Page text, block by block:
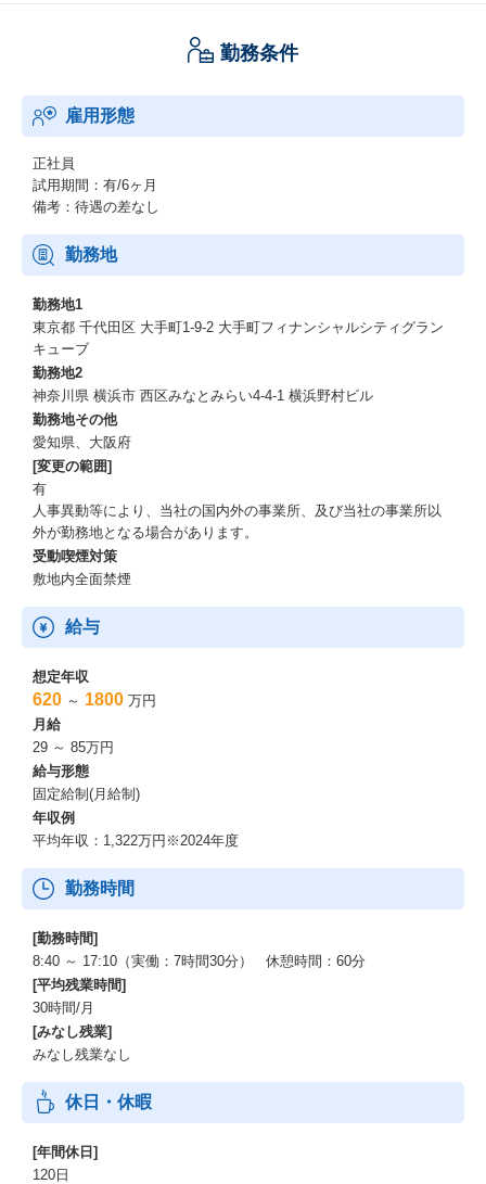
勤務条件
雇用形態
正社員
試用期間：有/6ヶ月
備考：待遇の差なし
勤務地
勤務地1
東京都 千代田区 大手町1-9-2 大手町フィナンシャルシティグラン
キューブ
勤務地2
神奈川県 横浜市 西区みなとみらい4-4-1 横浜野村ビル
勤務地その他
愛知県、大阪府
[変更の範囲]
有
人事異動等により、当社の国内外の事業所、及び当社の事業所以
外が勤務地となる場合があります。
受動喫煙対策
敷地内全面禁煙
給与
想定年収
620 ～ 1800 万円
月給
29 ～ 85万円
給与形態
固定給制(月給制)
年収例
平均年収：1,322万円※2024年度
勤務時間
[勤務時間]
8:40 ～ 17:10（実働：7時間30分） 休憩時間：60分
[平均残業時間]
30時間/月
[みなし残業]
みなし残業なし
休日・休暇
[年間休日]
120日